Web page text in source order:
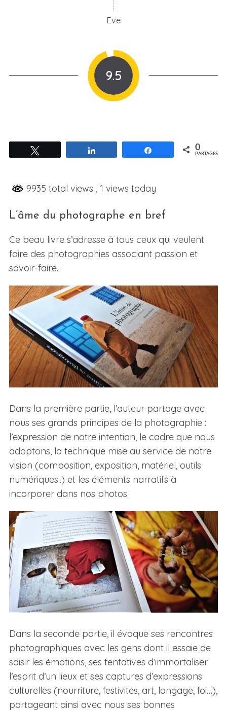
Eve
9.5
Partagez 0
PARTAGES
9935 total views , 1 views today
L’âme du photographe en bref
Ce beau livre s’adresse à tous ceux qui veulent
faire des photographies associant passion et
savoir-faire.
Dans la première partie, l’auteur partage avec
nous ses grands principes de la photographie :
l’expression de notre intention, le cadre que nous
adoptons, la technique mise au service de notre
vision (composition, exposition, matériel, outils
numériques..) et les éléments narratifs à
incorporer dans nos photos.
Dans la seconde partie, il évoque ses rencontres
photographiques avec les gens dont il essaie de
saisir les émotions, ses tentatives d’immortaliser
l’esprit d’un lieux et ses captures d’expressions
culturelles (nourriture, festivités, art, langage, foi…),
partageant ainsi avec nous ses bonnes